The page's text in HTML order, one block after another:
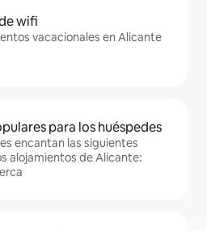
wifi
vacacionales en Alicante
para los huéspedes
encantan las siguientes
alojamientos de Alicante: